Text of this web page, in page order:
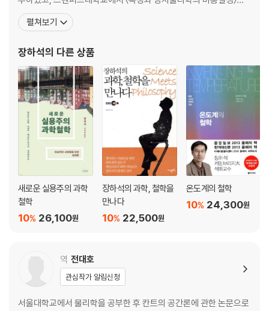
2.2 굴하지 않은 전기화학
2.2.1 합성 견해는 어떻게 제거되었는가 | 2.2.2 라봐지에주의를 구제하기
전기화학의 특성
2.3 전해질 용액 속 깊숙이
2.3.1 지저분한 과학에 대한 연구의 가치 | 2.3.2 프리스틀리는 망상에 빠
졌던 것일까? 실험실에서 얻은 한 견해 | 2.3.3 이온 이동에 관한 복잡한
사항들 | 2.3.4 전지의 작동 방식에 관한 논쟁 | 2.3.5 리터와 낭만주의
3장 HO일까, H2O일까?: 원자의 개수를 세는 법을 터득하기까지
3.1 볼 수 없는 것을 어떻게 셀까?
3.1.1 관찰 불가능성과 순환성 | 3.1.2 아보가드로-칸니차로 신화 | 3.1.3
원자화학에서 작업주의와 실용주의 | 3.1.4 미결정에서 다원주의로
들 | 3.2.3 H2O 합의
3.3 복잡한 화학에서 미묘한 철학으로
3.3.1 작업주의 | 3.3.2 실재론 | 3.3.3 실용주의
라는 논문으로 철학 박사학위를 받았다. 하버드대학교(1993~199
4)와 유니버시티 칼리지 런던(1995~2010)을 거쳐 케임브리지대
학사학회BSHS 회장을 지냈으며, 주요 연구 분야는 18세기
펼쳐보기
장하석의 다른 상품
새로운 실용주의 과학
철학
26,100원
10%
장하석의 과학, 철학을
만나다
22,500원
10%
온도계의 철학
24,300원
10%
역 전대호
관심작가 알림신청
서울대학교에서 물리학을 공부한 후 칸트의 공간론에 관한 논문으로